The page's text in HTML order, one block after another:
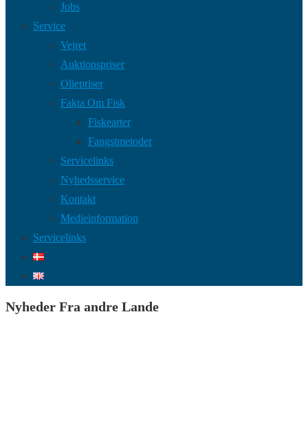
Jobs
Service
Vejret
Auktionspriser
Oliepriser
Fakta Om Fisk
Fiskearter
Fangstmetoder
Servicelinks
Nyhedsservice
Kontakt
Medieinformation
Servicelinks
Nyheder Fra andre Lande